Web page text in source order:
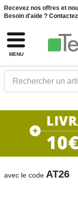
Recevez nos offres et
Besoin d'aide ?
MENU
Rechercher un
10€ de réduction dès 40€ d'achat. Offre
valable du 03/08/
avec le code AT26